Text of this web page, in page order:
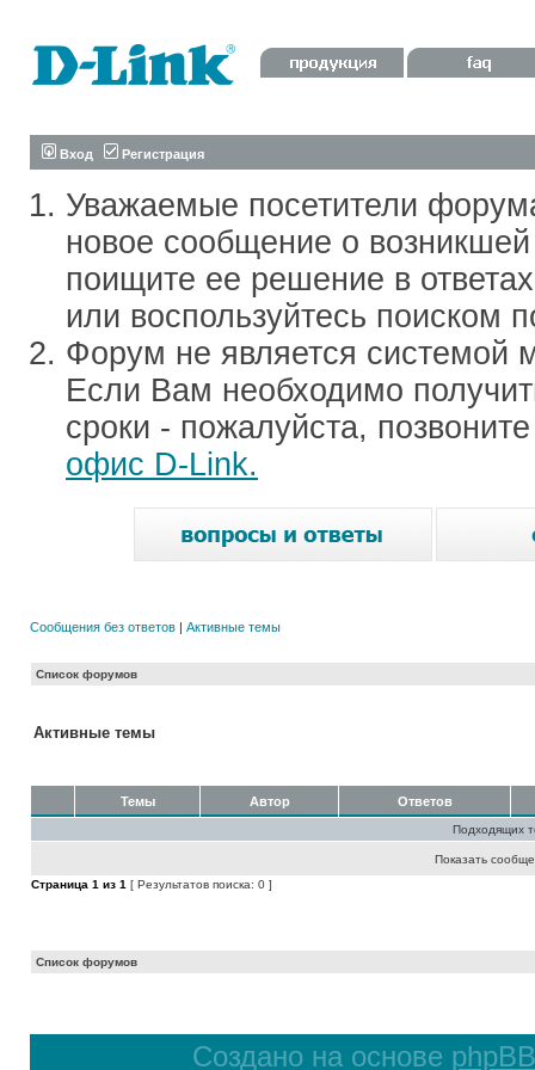
Вход Регистрация
Уважаемые посетители
новое сообщение о
поищите ее решение в
или воспользуйтесь поиском
Форум не является системой
Если Вам необходимо
сроки - пожалуйста,
офис D-Link.
Сообщения без ответов | Активные темы
Список форумов
Активные темы
Темы Автор Ответов
Подходящих
Показать
Страница 1 из 1 [ Результатов поиска: 0 ]
Список форумов
Создано на основе phpBB